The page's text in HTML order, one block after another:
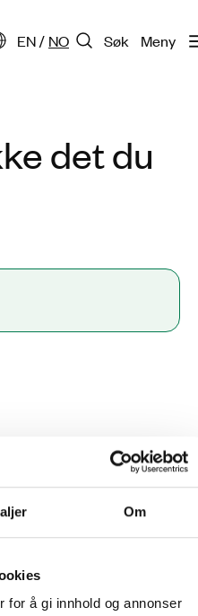
Om
for å gi innhold og annonser
EN/ NO Søk Meny
det du